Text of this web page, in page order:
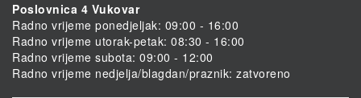
Poslovnica 4 Vukovar
Radno vrijeme ponedjeljak: 09:00 - 16:00
Radno vrijeme utorak-petak: 08:30 - 16:00
Radno vrijeme subota: 09:00 - 12:00
Radno vrijeme nedjelja/blagdan/praznik: zatvoreno